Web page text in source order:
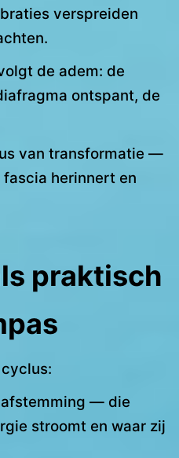
verspreiden
de adem: de
ontspant, de
van transformatie —
herinnert en
praktisch
afstemming — die
stroomt en waar zij